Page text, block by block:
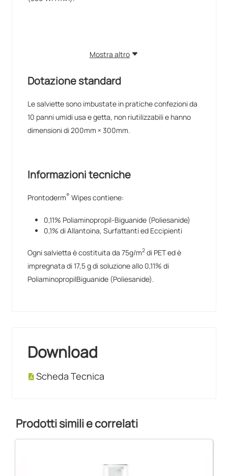
Mostra altro
Dotazione standard
Le salviette sono imbustate in pratiche confezioni da
10 panni umidi usa e getta, non riutilizzabili e hanno
dimensioni di 200mm × 300mm.
Informazioni tecniche
Prontoderm® Wipes contiene:
0,11% Poliaminopropil-Biguanide (Poliesanide)
0,1% di Allantoina, Surfattanti ed Eccipienti
Ogni salvietta è costituita da 75g/m2 di PET ed è
impregnata di 17,5 g di soluzione allo 0,11% di
PoliaminopropilBiguanide (Poliesanide).
Download
Scheda Tecnica
Prodotti simili e correlati